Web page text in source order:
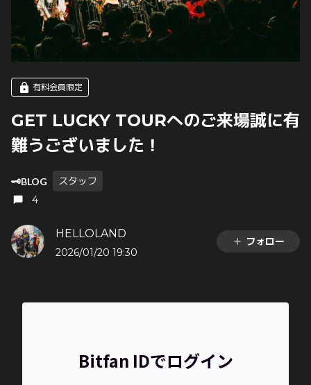
有料会員限定
GET LUCKY TOURへのご来場誠に有
難うございました！
🗝️BLOG
スタッフ
4
HELLOLAND
2026/01/20 19:30
フォロー
Bitfan IDでログイン